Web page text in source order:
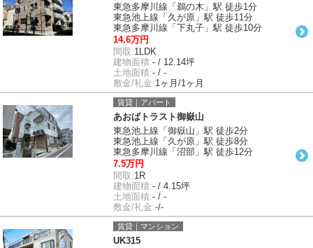
東急多摩川線「鵜の木」駅 徒歩1分
東急池上線「久が原」駅 徒歩11分
東急多摩川線「下丸子」駅 徒歩10分
14.6万円
間取:1LDK
建物面積:- / 12.14坪
土地面積:- / -
敷金/礼金:1ヶ月/1ヶ月
賃貸｜アパート
あおばトラスト御嶽山
東急池上線「御嶽山」駅 徒歩2分
東急池上線「久が原」駅 徒歩8分
東急多摩川線「沼部」駅 徒歩12分
7.5万円
間取:1R
建物面積:- / 4.15坪
土地面積:- / -
敷金/礼金:-/-
賃貸｜マンション
UK315